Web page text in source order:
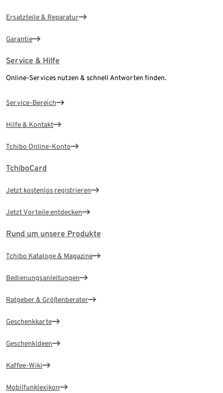
Ersatzteile & Reparatur
Garantie
Service & Hilfe
Online-Services nutzen & schnell Antworten finden.
Service-Bereich
Hilfe & Kontakt
Tchibo Online-Konto
TchiboCard
Jetzt kostenlos registrieren
Jetzt Vorteile entdecken
Rund um unsere Produkte
Tchibo Kataloge & Magazine
Bedienungsanleitungen
Ratgeber & Größenberater
Geschenkkarte
Geschenkideen
Kaffee-Wiki
Mobilfunklexikon